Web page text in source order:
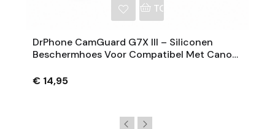
TOEVOEGEN AAN
DrPhone CamGuard G7X III – Siliconen
Beschermhoes Voor Compatibel Met Canon
€ 14,95